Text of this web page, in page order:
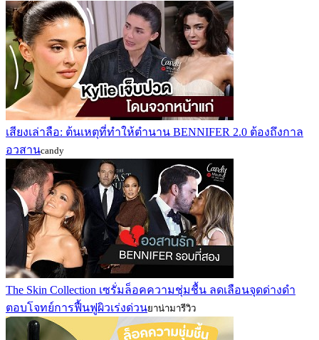
เสียงเล่าลือ: ต้นเหตุที่ทำให้ตำนาน BENNIFER 2.0 ต้องถึงกาล
อวสานcandy
The Skin Collection เซรั่มล็อคความชุ่มชื้น ลดเลือนจุดด่างดำ
ตอบโจทย์การฟื้นฟูผิวเร่งด่วนยาน่ามารีวิว